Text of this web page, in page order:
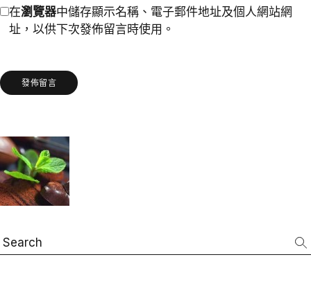
在瀏覽器中儲存顯示名稱、電子郵件地址及個人網站網
址，以供下次發佈留言時使用。
發佈留言
Search